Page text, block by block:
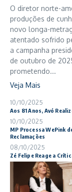
O diretor norte-
produções de
novo longa-
atentado sofrido
a campanha
de outubro de
prometendo...
Veja Mais
10/10/2025
Aos 81 Anos, Avó
10/10/2025
MP Processa WePink
Reclamações
08/10/2025
Zé Felipe Reage a